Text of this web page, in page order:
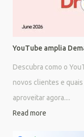
YouTube amplia
Descubra como o
novos clientes e
aproveitar agora....
Read more